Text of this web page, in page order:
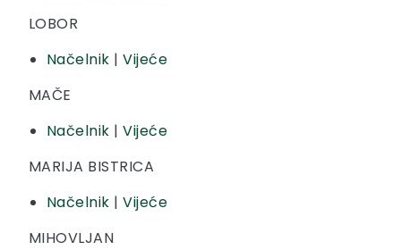
LOBOR
Načelnik |Vijeće
MAČE
Načelnik |Vijeće
MARIJA BISTRICA
Načelnik |Vijeće
MIHOVLJAN